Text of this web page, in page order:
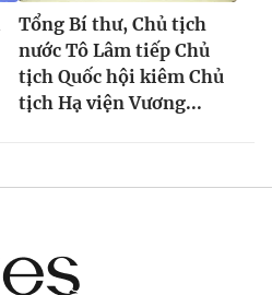
Tổng Bí thư, Chủ tịch
nước Tô Lâm tiếp Chủ
tịch Quốc hội kiêm Chủ
tịch Hạ viện Vương...